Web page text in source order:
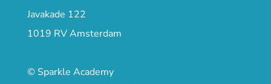
Javakade 122
1019 RV Amsterdam
© Sparkle Academy